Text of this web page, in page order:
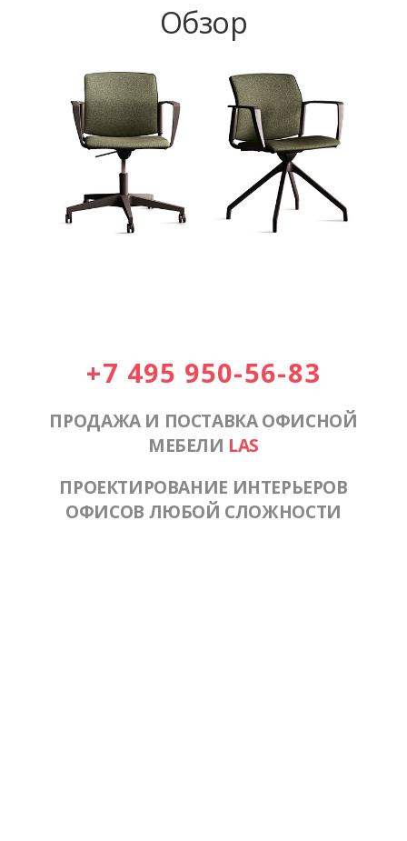
Обзор
+7 495 950-56-83
ПРОДАЖА И ПОСТАВКА ОФИСНОЙ
МЕБЕЛИ LAS
ПРОЕКТИРОВАНИЕ ИНТЕРЬЕРОВ
ОФИСОВ ЛЮБОЙ СЛОЖНОСТИ